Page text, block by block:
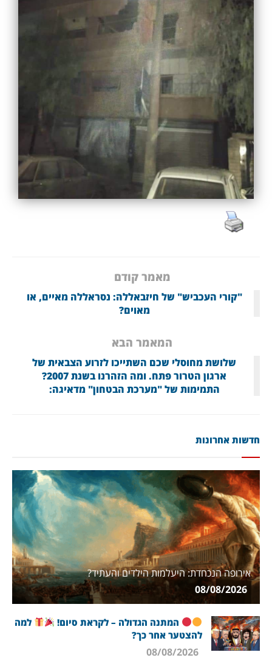
מאמר קודם
"קורי העכביש" של חיזבאללה: נסראללה מאיים, או
מאוים?
המאמר הבא
שלושת מחוסלי שכם השתייכו לזרוע הצבאית של
ארגון הטרור פתח. ומה הזהרנו בשנת 2007?
התמימות של "מערכת הבטחון" מדאיגה:
חדשות אחרונות
אירופה הנכחדת: היעלמות הילדים והעתיד?
המתנה הגדולה – לקראת סיום!
למה
להצטער אחר כך?